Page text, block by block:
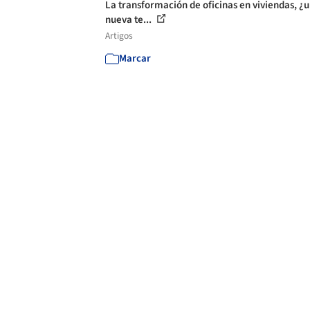
La transformación de oficinas en viviendas,
nueva te...
Artigos
Marcar